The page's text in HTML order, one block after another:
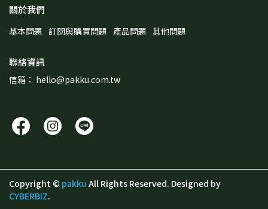
關於我們
基本問題 訂閱與購買問題 產品問題 其他問題
聯絡資訊
信箱： hello@pakku.com.tw
Copyright © pakku All Rights Reserved. Designed by
CYBERBIZ.